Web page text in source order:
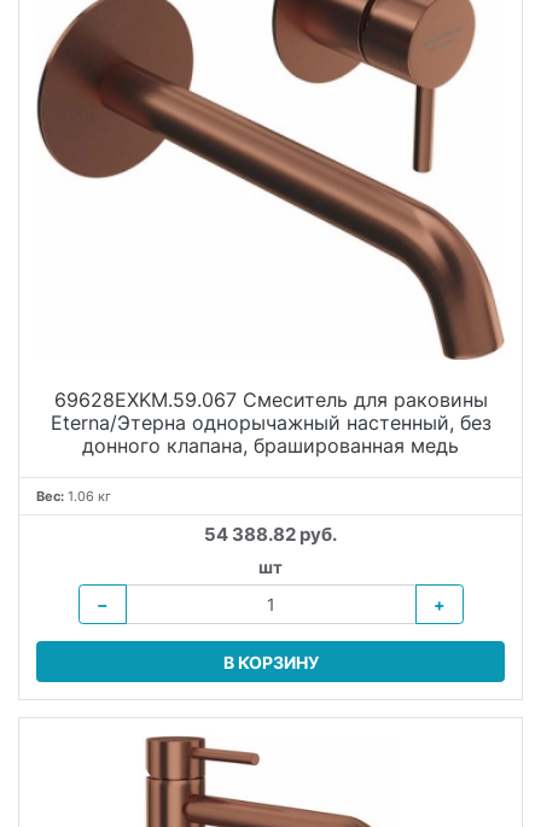
69628EXKM.59.067 Смеситель для раковины
Eterna/Этерна однорычажный настенный, без
донного клапана, брашированная медь
Вес: 1.06 кг
54 388.82 руб.
шт
−
+
В КОРЗИНУ